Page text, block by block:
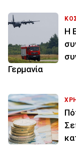
Η
Γερμανία